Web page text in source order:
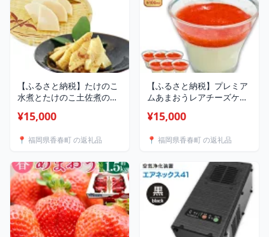
【ふるさと納税】たけのこ
水煮とたけのこ土佐煮の詰
ノコ 煮物 おかず お弁当 お
春町 送料無料
¥15,000
📍 福岡県香春町 の返礼品
【ふるさと納税】プレミア
ムあまおうレアチーズケー
ト スイーツ いちご イチゴ
クリームチーズ フルーツ
州 福岡県 香春町 送料無料
¥15,000
📍 福岡県香春町 の返礼品